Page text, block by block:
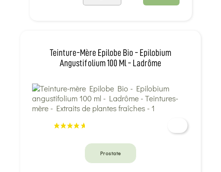
Teinture-Mère Epilobe Bio - Epilobium
Angustifolium 100 Ml - Ladrôme
Prostate